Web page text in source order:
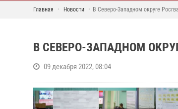
Главная Новости В Северо-Западном округе
В СЕВЕРО-ЗАПАДНОМ
09 декабря 2022, 08:04